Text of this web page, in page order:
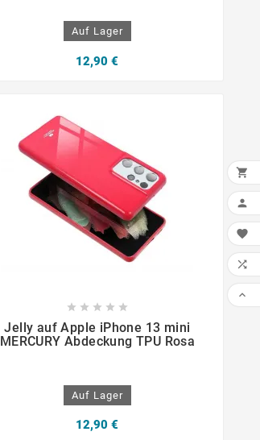
Auf Lager
12,90 €
 
    
Jelly auf Apple iPhone 13 mini
MERCURY Abdeckung TPU Rosa
Auf Lager
12,90 €




